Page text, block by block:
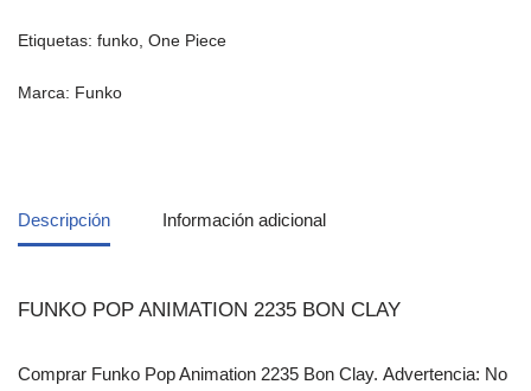
Etiquetas: funko, One Piece
Marca: Funko
Descripción Información adicional
FUNKO POP ANIMATION 2235 BON CLAY
Comprar Funko Pop Animation 2235 Bon Clay. Advertencia: No